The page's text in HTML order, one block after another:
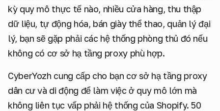
kỳ quy mô thực tế nào, nhiều cửa hàng, thu thập
dữ liệu, tự động hóa, bán giày thể thao, quản lý đại
lý, bạn sẽ gặp phải các hệ thống phòng thủ đó nếu
không có cơ sở hạ tầng proxy phù hợp.
CyberYozh cung cấp cho bạn cơ sở hạ tầng proxy
dân cư và di động để làm việc ở quy mô lớn mà
không liên tục vấp phải hệ thống của Shopify. 50